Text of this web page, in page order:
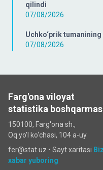
qilindi
07/08/2026
Uchko‘prik
07/08/2026
Farg'ona viloyat
statistika
150100, Farg'ona sh.,
Oq yo'l ko‘chаsi, 104 a-uy
fer@stat.uz • Sayt xaritasi
xabar yuboring